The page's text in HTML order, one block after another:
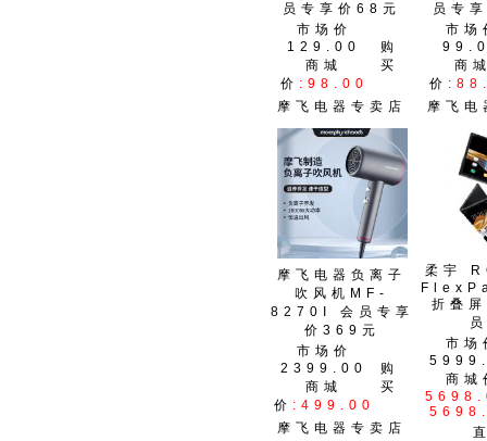
员专享价68元
市场价
129.00
购
买
商城
价 :98.00
摩飞电器专卖店
员专
市场
商
价
摩飞电
摩飞电器负离子
吹风机MF-
8270I 会员专享
价369元
市场价
2399.00
购
买
商城
价 :499.00
摩飞电器专卖店
柔宇
折叠
市场
商城